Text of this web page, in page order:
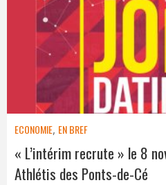
ECONOMIE, EN BREF
« L’intérim recrute » le 8
Athlétis des Ponts-de-Cé